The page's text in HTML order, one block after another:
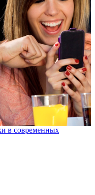
в современных